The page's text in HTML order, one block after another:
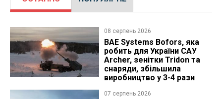
08 серпень 2026
BAE Systems Bofors, яка
робить для України САУ
Archer, зенітки Tridon та
снаряди, збільшила
виробництво у 3-4 рази
07 серпень 2026